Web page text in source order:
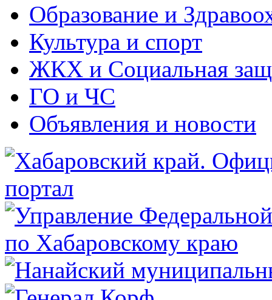
Образование и
Культура и спорт
ЖКХ и Социальная
ГО и ЧС
Объявления и новости